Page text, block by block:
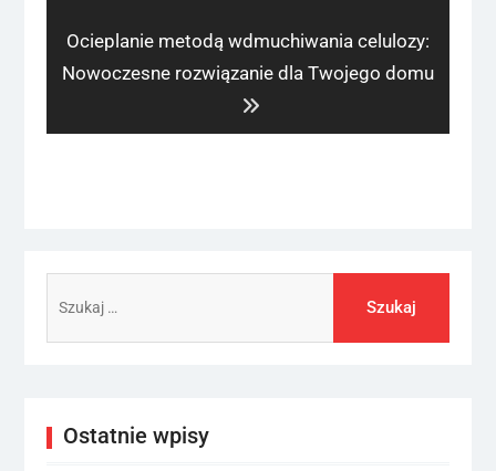
Next
post:
Ocieplanie metodą wdmuchiwania celulozy:
Nowoczesne rozwiązanie dla Twojego domu
Ostatnie wpisy